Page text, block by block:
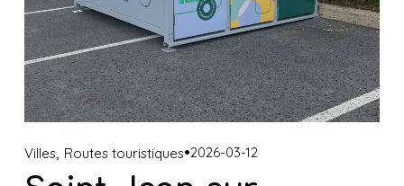
Villes, Routes touristiques 2026-03-12